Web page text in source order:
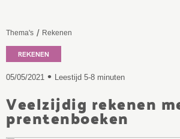
Thema's / Rekenen
REKENEN
05/05/2021 • Leestijd 5-8 minuten
Veelzijdig rekenen
prentenboeken